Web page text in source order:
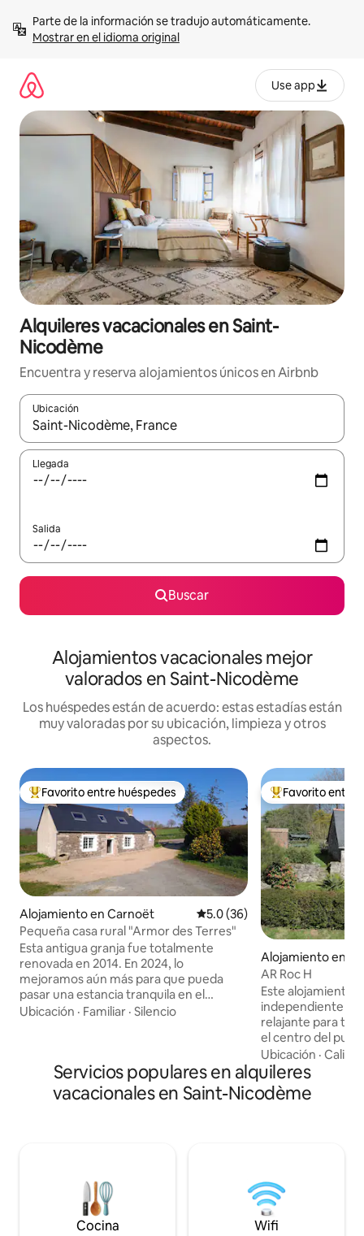
contenidoMostrar en el idioma original
Use app
Alquileres vacacionales en Saint-
Nicodème
Encuentra y reserva alojamientos únicos en Airbnb
Ubicación
Cuando los resultados estén disponibles, navega con las
Llegada
Salida
Buscar
Alojamientos vacacionales mejor
valorados en Saint-Nicodème
Los huéspedes están de acuerdo: estas estadías están
muy valoradas por su ubicación, limpieza y otros
aspectos.
Favorito entre huéspedes preferido
Favorito entre huéspedes
Alojamiento en Carnoët Calificación promedio: 5.0 de
5.0 (36)
Pequeña casa rural "Armor des Terres"
Esta antigua granja fue totalmente
renovada en 2014. En 2024, lo
mejoramos aún más para que pueda
pasar una estancia tranquila en el
corazón de la campiña bretona. Estarás a
usted sobre los alrededores que están
llenos de curiosidades. Este alojamiento
es una verdadera base para descubrir
Ubicación · Familiar · Silencio
Favorito entre
Favorito entre
Alojamiento en
ëlou
AR Roc H
Este alojamiento
independiente
relajante para
el centro del
cerca (a pie).
caminos
ciclismo a una
norte A 10
para vehículos
la casa.
Ubicación ·
Servicios populares en alquileres
vacacionales en Saint-Nicodème
Cocina Wifi